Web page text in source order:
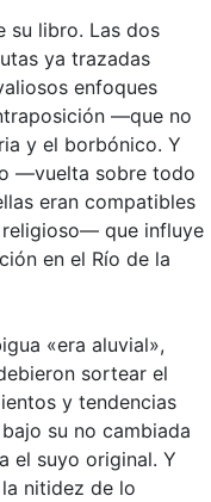
su libro. Las dos
ya trazadas
enfoques
—que no
y el borbónico. Y
—vuelta sobre todo
eran compatibles
religioso— que influye
en el Río de la
«era aluvial»,
sortear el
y tendencias
su no cambiada
el suyo original. Y
nitidez de lo